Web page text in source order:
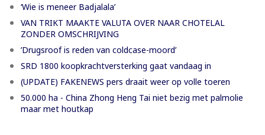
‘Wie is meneer Badjalala’
VAN TRIKT MAAKTE VALUTA OVER NAAR CHOTELAL
ZONDER OMSCHRIJVING
’Drugsroof is reden van coldcase-moord’
SRD 1800 koopkrachtversterking gaat vandaag in
(UPDATE) FAKENEWS pers draait weer op volle toeren
50.000 ha - China Zhong Heng Tai niet bezig met palmolie
maar met houtkap